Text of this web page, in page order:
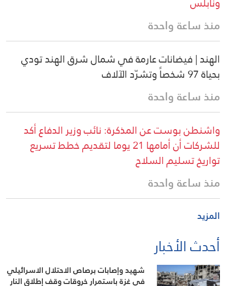
منذ ساعة واحدة
الهند | فيضانات عارمة في شمال شرق الهند تودي
بحياة 97 شخصاً وتشرّد الآلاف
منذ ساعة واحدة
واشنطن بوست عن المذكرة: نائب وزير الدفاع أكد
للشركات أن أمامها 21 يوما لتقديم خطط تسريع
تواريخ تسليم السلاح
منذ ساعة واحدة
المزيد
أحدث الأخبار
شهيد وإصابات برصاص الاحتلال الاسرائيلي
في غزة باستمرار خروقات وقف إطلاق النار